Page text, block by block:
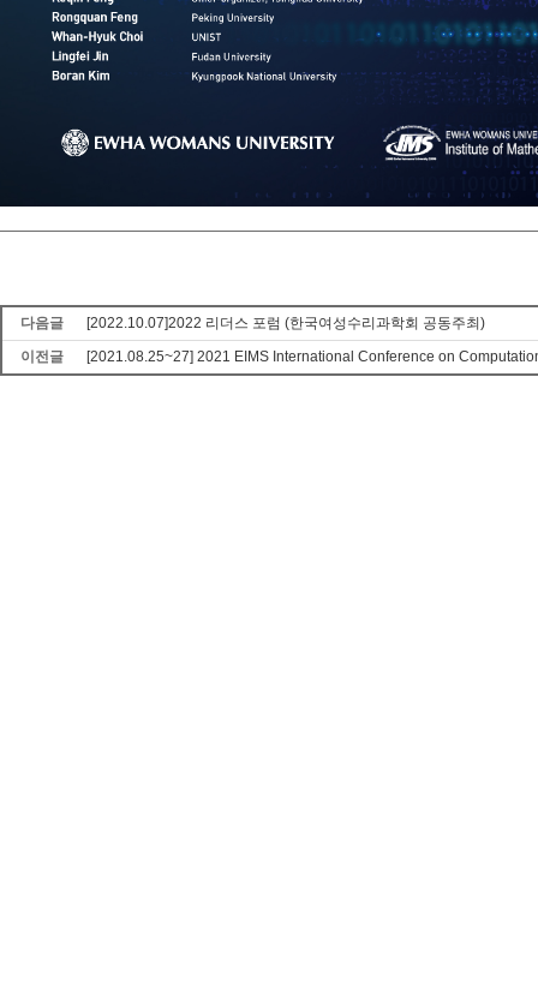
다음글
[2022.10.07]2022 리더스 포럼 (한국여성수리과학회 공동주최)
이전글
[2021.08.25~27] 2021 EIMS International Conference on